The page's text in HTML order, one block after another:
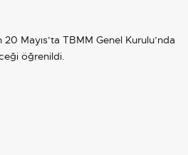
Mayıs’ta TBMM Genel Kurulu’nda
öğrenildi.